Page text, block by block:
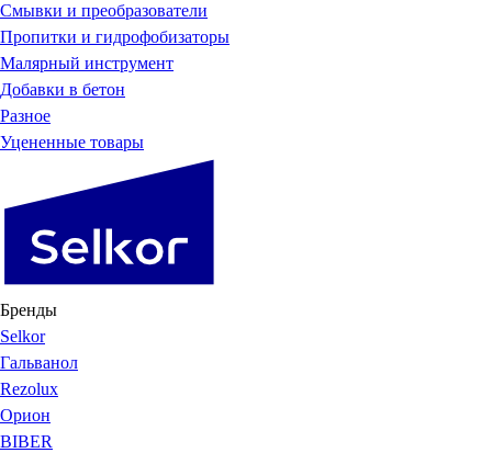
Смывки и преобразователи
Пропитки и гидрофобизаторы
Малярный инструмент
Добавки в бетон
Разное
Уцененные товары
Бренды
Selkor
Гальванол
Rezolux
Орион
BIBER